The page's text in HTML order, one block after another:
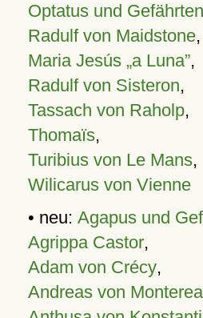
Optatus und Gefährten
Radulf von Maidstone,
Maria Jesús „a Luna”,
Radulf von Sisteron,
Tassach von Raholp,
Thomaïs,
Turibius von Le Mans,
Wilicarus von Vienne
• neu: Agapus und
Agrippa Castor,
Adam von Crécy,
Andreas von